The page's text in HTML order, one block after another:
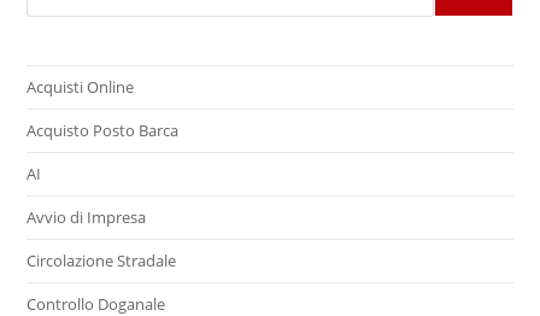
Acquisti Online
Acquisto Posto Barca
AI
Avvio di Impresa
Circolazione Stradale
Controllo Doganale